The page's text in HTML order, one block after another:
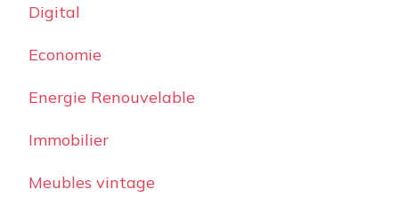
Digital
Economie
Energie Renouvelable
Immobilier
Meubles vintage